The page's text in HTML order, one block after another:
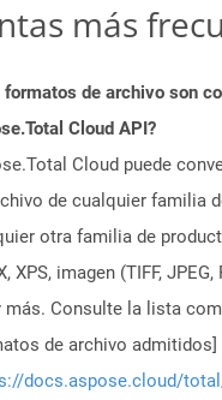
más
formatos de archivo son
Cloud API?
Cloud puede
de cualquier familia
otra familia de
XPS, imagen (TIFF, JPEG,
más. Consulte la lista
de archivo admitidos]
docs.aspose.cloud/